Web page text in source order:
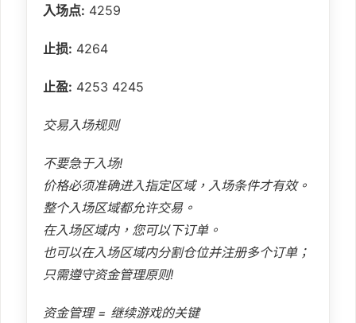
入场点: 4259
止损: 4264
止盈: 4253 4245
交易入场规则
不要急于入场!
价格必须准确进入指定区域，入场条件才有效。
整个入场区域都允许交易。
在入场区域内，您可以下订单。
也可以在入场区域内分割仓位并注册多个订单；
只需遵守资金管理原则!
资金管理 = 继续游戏的关键